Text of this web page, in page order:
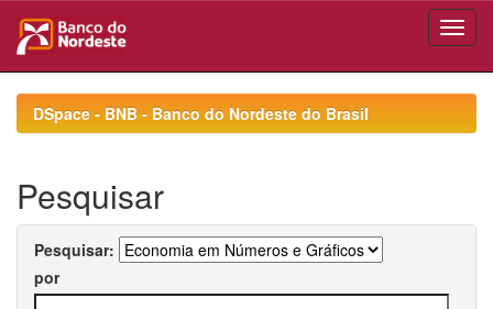
navigationDSpace - BNB - Banco do Nordeste do Brasil
Pesquisar
Pesquisar:
por